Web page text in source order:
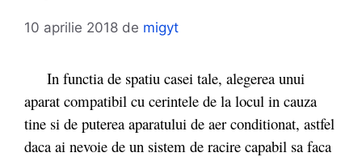
10 aprilie 2018 de migyt
In functia de spatiu casei tale, alegerea unui
aparat compatibil cu cerintele de la locul in cauza
tine si de puterea aparatului de aer conditionat, astfel
daca ai nevoie de un sistem de racire capabil sa faca